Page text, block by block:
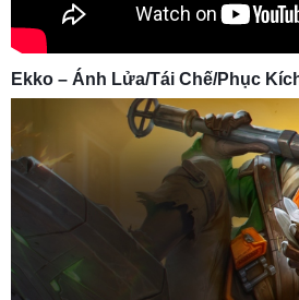
Ekko – Ánh Lửa/Tái Chế/Phục